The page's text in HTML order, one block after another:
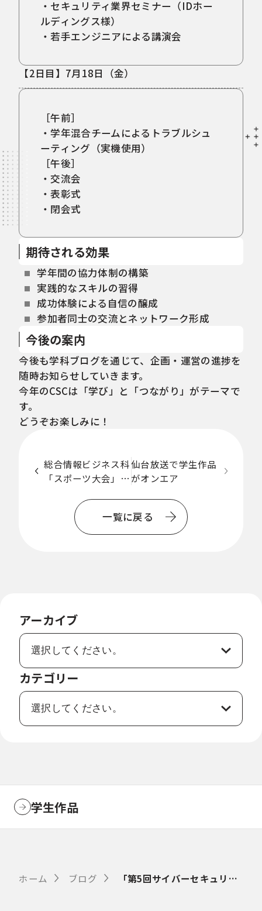
・セキュリティ業界セミナー（IDホー
ルディングス様）
・若手エンジニアによる講演会
【2日目】7月18日（金）
［午前］
・学年混合チームによるトラブルシュ
ーティング（実機使用）
［午後］
・交流会
・表彰式
・閉会式
期待される効果
学年間の協力体制の構築
実践的なスキルの習得
成功体験による自信の醸成
参加者同士の交流とネットワーク形成
今後の案内
今後も学科ブログを通じて、企画・運営の進捗を
随時お知らせしていきます。
今年のCSCは「学び」と「つながり」がテーマで
す。
どうぞお楽しみに！
総合情報ビジネス科
「スポーツ大会」を
仙台放送で学生作品
がオンエア
一
覧
に
戻
一覧に戻る
アーカイブ
カテゴリー
学生作品
ホーム ブログ 「第5回サイバーセキュリティコンテスト」5月の近況報告